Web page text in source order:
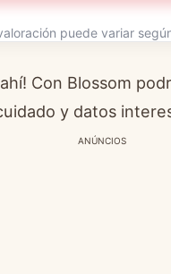
puede variar
Con Blossom
y datos
ANÚNCIOS